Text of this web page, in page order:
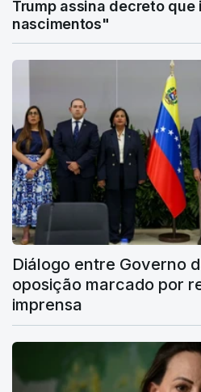
Trump assina decreto
nascimentos"
Diálogo entre Governo
oposição marcado por
imprensa